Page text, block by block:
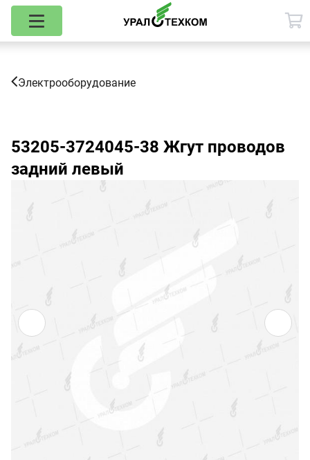
Электрооборудование
53205-3724045-38 Жгут проводов
задний левый